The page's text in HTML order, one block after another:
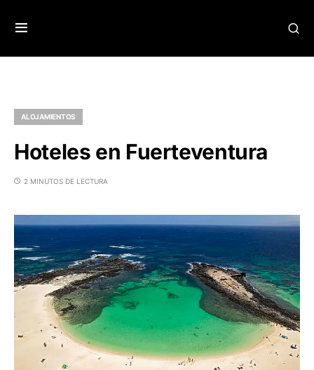
ALOJAMIENTOS
Hoteles en Fuerteventura
2 MINUTOS DE LECTURA